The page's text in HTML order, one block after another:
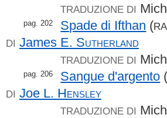
TRADUZIONE DI
pag. 202 Spade di Ifthan (
DI James E. Sutherland
TRADUZIONE DI
pag. 206 Sangue d'argento (
DI Joe L. Hensley
TRADUZIONE DI